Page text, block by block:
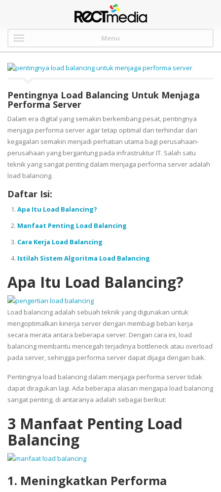
Menu
Pentingnya Load Balancing Untuk Menjaga
Performa Server
Dalam era digital yang semakin berkembang pesat, pentingnya
menjaga performa server agar tetap optimal dan terhindar dari
kegagalan semakin menjadi perhatian utama bagi perusahaan-
perusahaan yang bergantung pada infrastruktur IT. Salah satu
teknik yang sangat penting dalam menjaga performa server adalah
load balancing.
Daftar Isi:
Apa Itu Load Balancing?
Manfaat Penting Load Balancing
Cara Kerja Load Balancing
Istilah Sistem Algoritma Load Balancing
Apa Itu Load Balancing?
Load balancing adalah sebuah teknik yang digunakan untuk
mengoptimalkan kinerja server dengan membagi beban kerja
secara merata antara beberapa server. Dengan cara ini, load
balancing membantu mencegah terjadinya bottleneck atau overload
pada server, sehingga performa server dapat dijaga dengan baik.
Pentingnya load balancing dalam menjaga performa server tidak
dapat diragukan lagi. Ada beberapa alasan mengapa load balancing
sangat penting, di antaranya adalah sebagai berikut:
3 Manfaat Penting Load
Balancing
1. Meningkatkan Performa